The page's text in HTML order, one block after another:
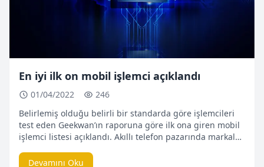
En iyi ilk on mobil işlemci açıklandı
01/04/2022
246
Belirlemiş olduğu belirli bir standarda göre işlemcileri
test eden Geekwan’ın raporuna göre ilk ona giren mobil
işlemci listesi açıklandı. Akıllı telefon pazarında markalar
rekabet ile yoğun mesai harcıyorlar. Telefon üreticileri
Devamını Oku